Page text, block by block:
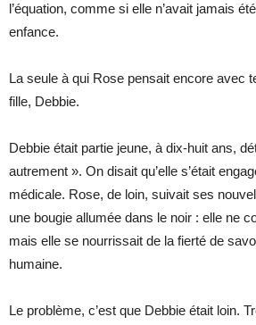
l’équation, comme si elle n’avait jamais
enfance.
La seule à qui Rose pensait encore avec
fille, Debbie.
Debbie était partie jeune, à dix-huit ans,
autrement ». On disait qu’elle s’était
médicale. Rose, de loin, suivait ses
une bougie allumée dans le noir : elle ne
mais elle se nourrissait de la fierté de
humaine.
Le problème, c’est que Debbie était loin.